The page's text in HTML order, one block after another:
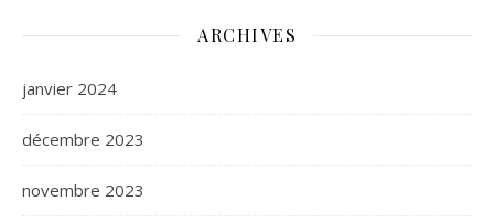
ARCHIVES
janvier 2024
décembre 2023
novembre 2023